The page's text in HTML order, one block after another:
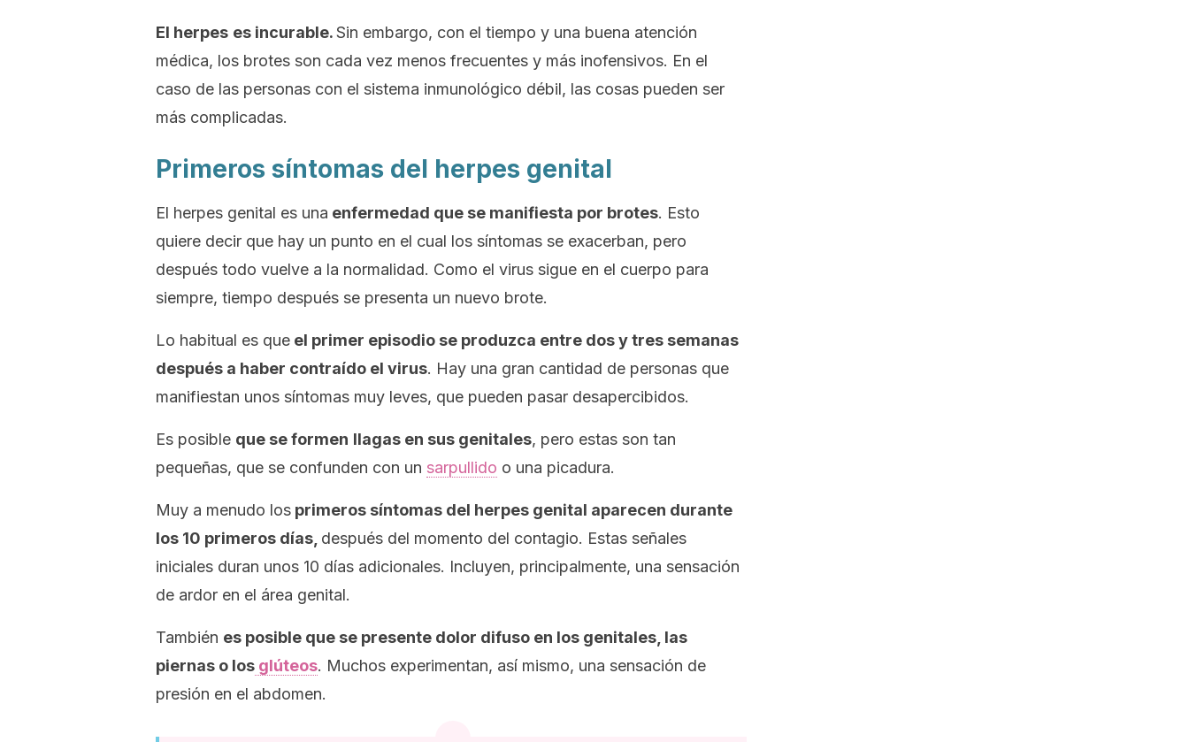
El herpes es incurable.Sin embargo, con el tiempo y una buena atención
médica, los brotes son cada vez menos frecuentes y más inofensivos. En el
caso de las personas con el sistema inmunológico débil, las cosas pueden ser
más complicadas.
Primeros síntomas del herpes genital
El herpes genital es una enfermedad que se manifiesta por brotes. Esto
quiere decir que hay un punto en el cual los síntomas se exacerban, pero
después todo vuelve a la normalidad. Como el virus sigue en el cuerpo para
siempre, tiempo después se presenta un nuevo brote.
Lo habitual es que el primer episodio se produzca entre dos y tres semanas
después a haber contraído el virus. Hay una gran cantidad de personas que
manifiestan unos síntomas muy leves, que pueden pasar desapercibidos.
Es posible que se formen llagas en sus genitales, pero estas son tan
pequeñas, que se confunden con un sarpullido o una picadura.
Muy a menudo los primeros síntomas del herpes genital aparecen durante
los 10 primeros días, después del momento del contagio. Estas señales
iniciales duran unos 10 días adicionales. Incluyen, principalmente, una sensación
de ardor en el área genital.
También es posible que se presente dolor difuso en los genitales, las
piernas o los glúteos. Muchos experimentan, así mismo, una sensación de
presión en el abdomen.